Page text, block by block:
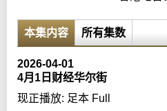
本集内容 所有集数
2026-04-01
4月1日财经华尔街
现正播放: 足本 Full